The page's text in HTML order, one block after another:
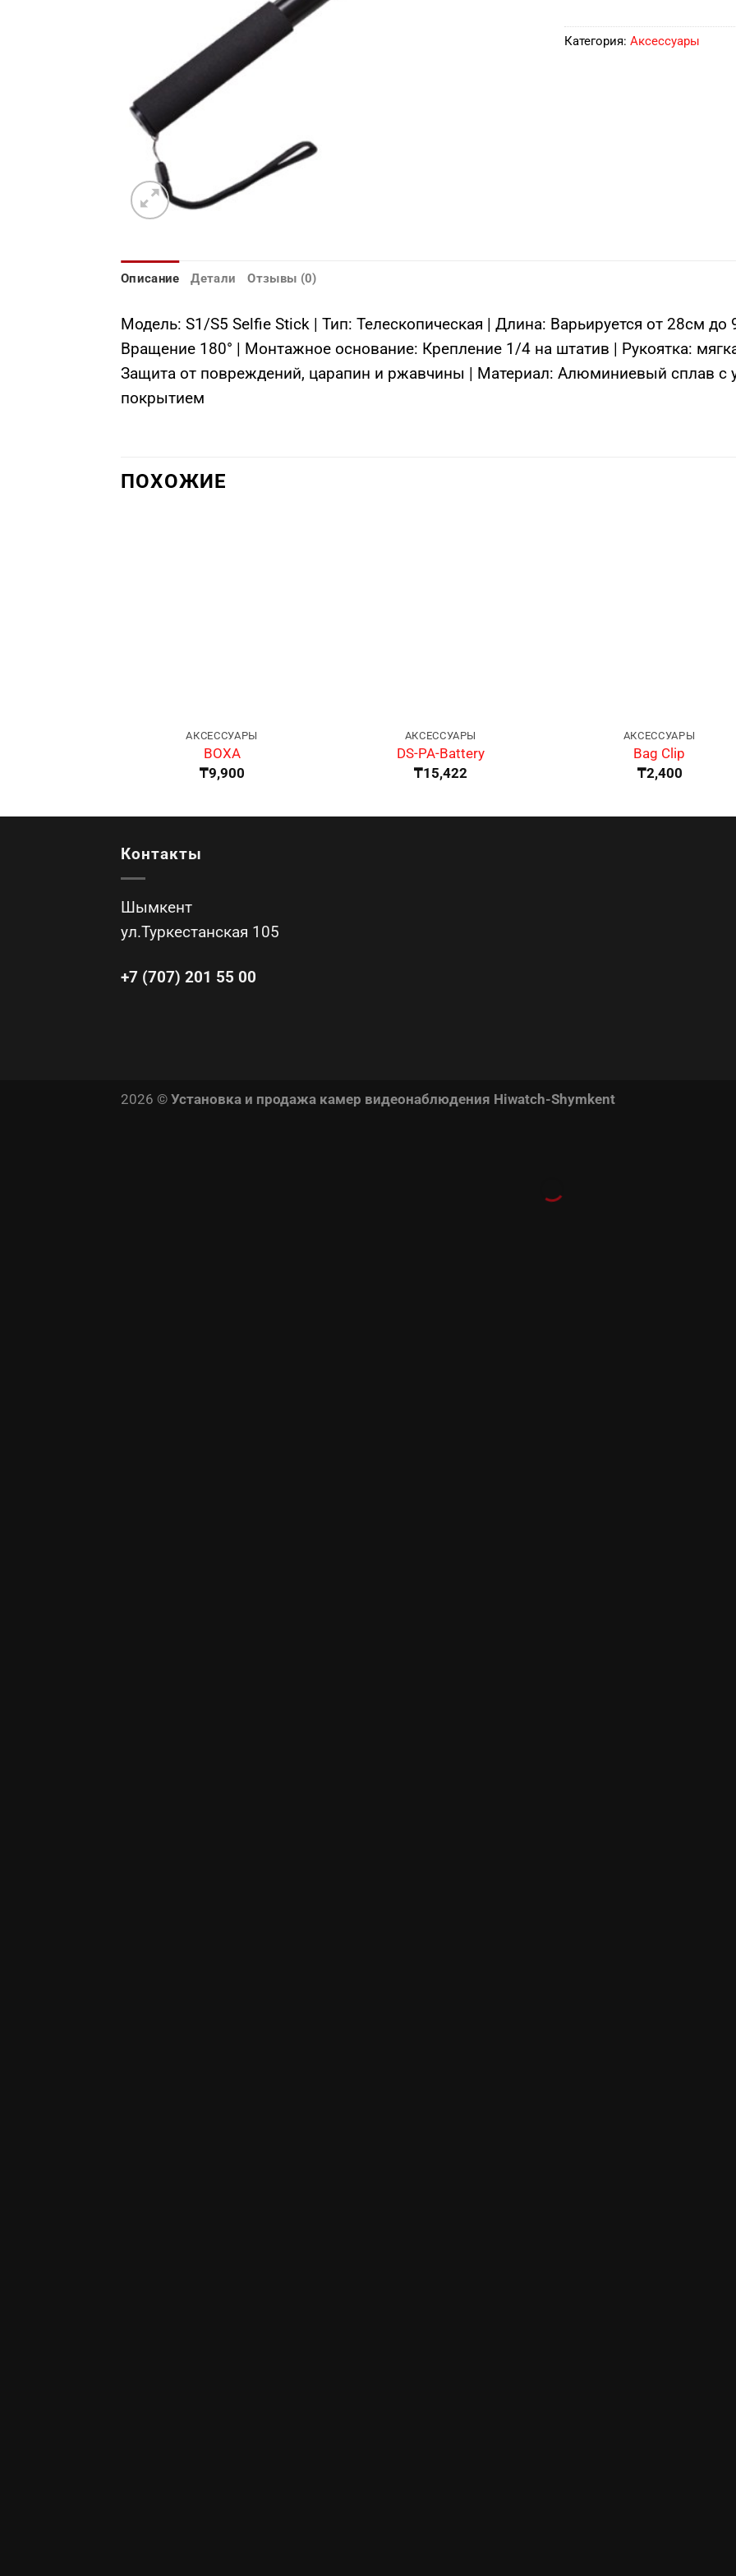
Категория: Аксессуары
Описание Детали Отзывы (0)
Модель: S1/S5 Selfie Stick | Тип: Телескопическая | Длина: Варьируется от 28см
Вращение 180° | Монтажное основание: Крепление 1/4 на штатив | Рукоятка:
Защита от повреждений, царапин и ржавчины | Материал: Алюминиевый сплав с
покрытием
ПОХОЖИЕ
АКСЕССУАРЫ
BOXA
₸9,900
АКСЕССУАРЫ
DS-PA-Battery
₸15,422
АКСЕССУАРЫ
Bag Clip
₸2,400
Контакты
Шымкент
ул.Туркестанская 105
+7 (707) 201 55 00
2026 © Установка и продажа камер видеонаблюдения Hiwatch-Shymkent